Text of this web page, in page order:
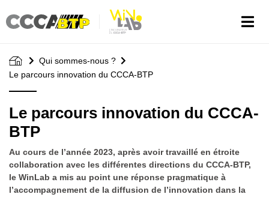
au
contenu
Qui sommes-nous ?
Le parcours innovation du CCCA-BTP
Le parcours innovation du CCCA-
BTP
Au cours de l’année 2023, après avoir travaillé en étroite
collaboration avec les différentes directions du CCCA-BTP,
le WinLab a mis au point une réponse pragmatique à
l’accompagnement de la diffusion de l’innovation dans la